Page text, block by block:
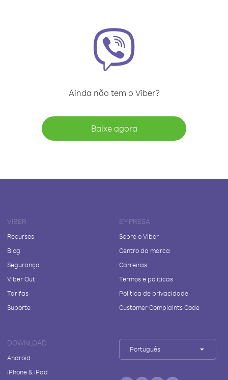
Ainda não tem o Viber?
Baixe agora
VIBER
Recursos
Blog
Segurança
Viber Out
Tarifas
Suporte
EMPRESA
Sobre o Viber
Centro da marca
Carreiras
Termos e políticas
Política de privacidade
Customer Complaints Code
DOWNLOAD
Android
iPhone & iPad
Português